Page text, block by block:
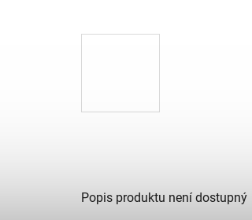
Popis produktu není dostupný